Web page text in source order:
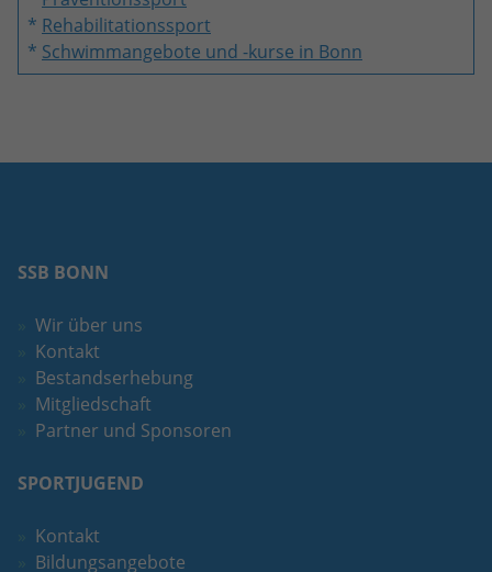
* Rehabilitationssport
* Schwimmangebote und -kurse in Bonn
SSB BONN
Wir über uns
Kontakt
Bestandserhebung
Mitgliedschaft
Partner und Sponsoren
SPORTJUGEND
Kontakt
Bildungsangebote